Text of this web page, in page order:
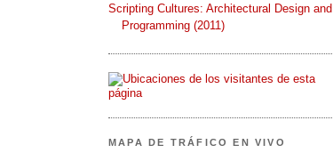
Scripting Cultures: Architectural Design and
Programming (2011)